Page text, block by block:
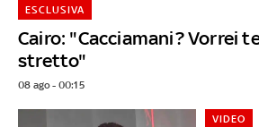
Cairo: "Cacciamani? Vorrei
stretto"
ESCLUSIVA
08 ago - 00:15
VIDEO